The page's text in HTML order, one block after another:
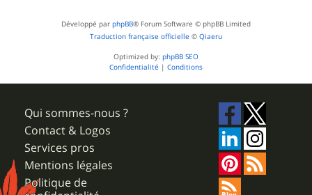
Développé par phpBB® Forum Software © phpBB Limited
Traduction française officielle © Qiaeru
Optimized by: phpBB SEO
Confidentialité | Conditions
Qui sommes-nous ?
Contact & Logos
Services pros
Mentions légales
Politique de